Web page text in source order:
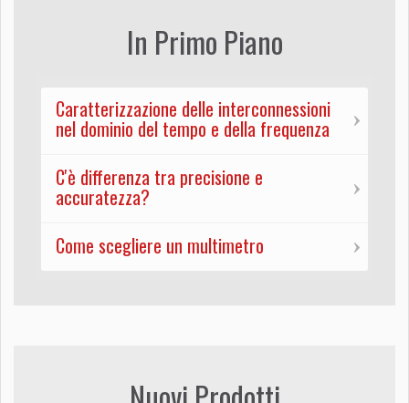
In Primo Piano
Caratterizzazione delle interconnessioni
nel dominio del tempo e della frequenza
C'è differenza tra precisione e
accuratezza?
Come scegliere un multimetro